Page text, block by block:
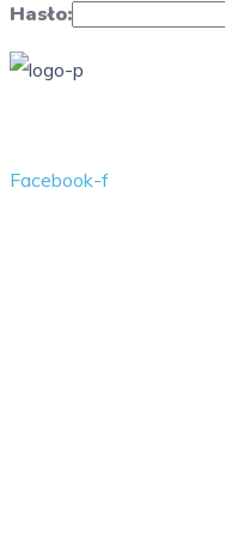
Hasło:
Facebook-f